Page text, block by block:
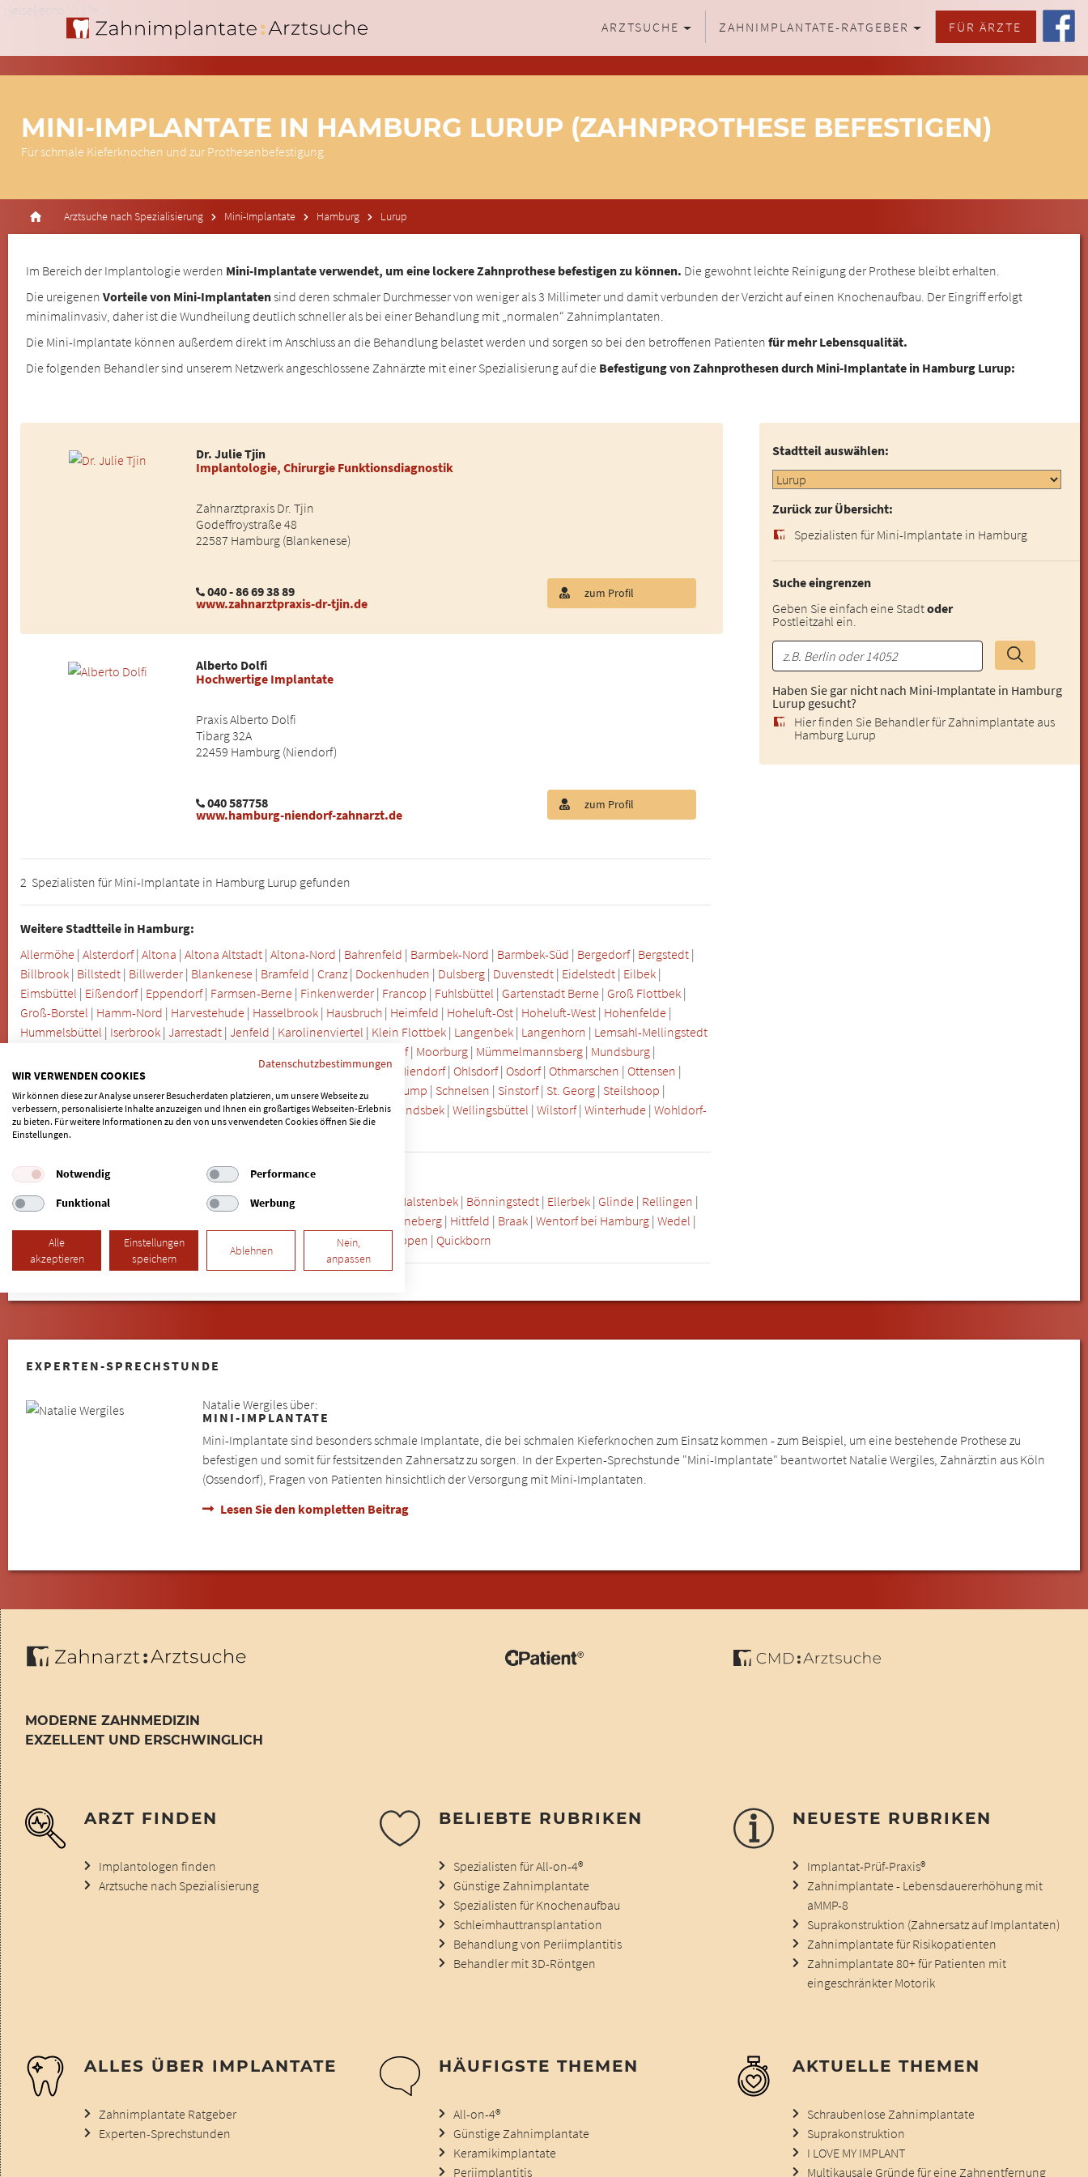
'; }else{ echo '
'; } ?>
ARZTSUCHE
ZAHNIMPLANTATE-RATGEBER FÜR ÄRZTE
MINI-IMPLANTATE IN HAMBURG LURUP (ZAHNPROTHESE BEFESTIGEN)
Für schmale Kieferknochen und zur Prothesenbefestigung
Arztsuche nach Spezialisierung Mini-Implantate Hamburg Lurup
Im Bereich der Implantologie werden Mini-Implantate verwendet, um eine lockere Zahnprothese befestigen zu können. Die gewohnt leichte Reinigung der Prothese bleibt erhalten.
Die ureigenenVorteile von Mini-Implantatensind deren schmaler Durchmesser von weniger als 3 Millimeter und damit verbunden der Verzicht auf einen Knochenaufbau. Der Eingriff erfolgt
minimalinvasiv, daher ist die Wundheilung deutlich schneller als bei einer Behandlung mit „normalen“ Zahnimplantaten.
Die Mini-Implantate können außerdem direkt im Anschluss an die Behandlung belastet werden und sorgen so bei den betroffenen Patientenfür mehr Lebensqualität.
Die folgenden Behandler sind unserem Netzwerk angeschlossene Zahnärzte mit einer Spezialisierung auf die Befestigung von Zahnprothesen durch Mini-Implantate in Hamburg Lurup:
Stadtteil auswählen:
Zurück zur Übersicht:
Spezialisten für Mini-Implantate in Hamburg
Suche eingrenzen
Geben Sie einfach eine Stadtoder
Postleitzahl ein.
Haben Sie gar nicht nach Mini-Implantate in Hamburg
Lurup gesucht?
Hier finden Sie Behandler für Zahnimplantate aus
Hamburg Lurup
Dr. Julie Tjin
Implantologie, Chirurgie Funktionsdiagnostik
Zahnarztpraxis Dr. Tjin
Godeffroystraße 48
22587 Hamburg (Blankenese)
040 - 86 69 38 89
www.zahnarztpraxis-dr-tjin.de
zum Profil
Alberto Dolfi
Hochwertige Implantate
Praxis Alberto Dolfi
Tibarg 32A
22459 Hamburg (Niendorf)
040 587758
www.hamburg-niendorf-zahnarzt.de
zum Profil
2 Spezialisten für Mini-Implantate in Hamburg Lurup gefunden
Weitere Stadtteile in Hamburg:
Allermöhe |Alsterdorf|Altona |Altona Altstadt |Altona-Nord | Bahrenfeld | Barmbek-Nord | Barmbek-Süd | Bergedorf| Bergstedt |
Billbrook | Billstedt | Billwerder | Blankenese | Bramfeld | Cranz | Dockenhuden | Dulsberg | Duvenstedt | Eidelstedt | Eilbek |
Eimsbüttel | Eißendorf| Eppendorf| Farmsen-Berne | Finkenwerder | Francop | Fuhlsbüttel | Gartenstadt Berne | Groß Flottbek |
Groß-Borstel | Hamm-Nord | Harvestehude | Hasselbrook | Hausbruch | Heimfeld | Hoheluft-Ost | Hoheluft-West | Hohenfelde |
Hummelsbüttel | Iserbrook |Jarrestadt |Jenfeld | Karolinenviertel | Klein Flottbek | Langenbek | Langenhorn | Lemsahl-Mellingstedt
Meiendorf| Moorburg | Mümmelmannsberg | Mundsburg |
Neuallermöhe|Neuenfelde Neugraben-Fischbek|Neuland|Neuwerk| Niendorf| Ohlsdorf| Osdorf| Othmarschen | Ottensen |
Poppenbüttel
| Rahlstedt Rissen Rönneburg Rotherbaum Sasel Schlump | Schnelsen | Sinstorf| St. Georg | Steilshoop |
Stellingen|Sternschanze|Tinsdal|Tonndorf|Uhlenhorst|Volksdorf|Wandsbek |Wellingsbüttel |Wilstorf|Winterhude |Wohldorf-
Ohlstedt|
Weitere Städte im Umkreis von Hamburg:
GladigauTonndorf Oststeinbek|Schenefeld Halstenbek | Bönningstedt | Ellerbek | Glinde | Rellingen |
Pinneberg | Hittfeld | Braak |Wentorf bei Hamburg |Wedel |
Seevetal
|Borstel-Hohenraden Brunsbek|Stelle Appen | Quickborn
EXPERTEN-SPRECHSTUNDE
Natalie Wergiles über:
MINI-IMPLANTATE
Mini-Implantate sind besonders schmale Implantate, die bei schmalen Kieferknochen zum Einsatz kommen - zum Beispiel, um eine bestehende Prothese zu
befestigen und somit für festsitzenden Zahnersatz zu sorgen. In der Experten-Sprechstunde "Mini-Implantate" beantwortet Natalie Wergiles, Zahnärztin aus Köln
(Ossendorf), Fragen von Patienten hinsichtlich der Versorgung mit Mini-Implantaten.
Lesen Sie den kompletten Beitrag
MODERNE ZAHNMEDIZIN
EXZELLENT UND ERSCHWINGLICH
ARZT FINDEN
Implantologen finden
Arztsuche nach Spezialisierung
BELIEBTE RUBRIKEN
Spezialisten für All-on-4®
Günstige Zahnimplantate
Spezialisten für Knochenaufbau
Schleimhauttransplantation
Behandlung von Periimplantitis
Behandler mit 3D-Röntgen
NEUESTE RUBRIKEN
Implantat-Prüf-Praxis®
Zahnimplantate - Lebensdauererhöhung mit
aMMP-8
Suprakonstruktion (Zahnersatz auf Implantaten)
Zahnimplantate für Risikopatienten
Zahnimplantate 80+ für Patienten mit
eingeschränkter Motorik
ALLES ÜBER IMPLANTATE
Zahnimplantate Ratgeber
Experten-Sprechstunden
HÄUFIGSTE THEMEN
All-on-4®
Günstige Zahnimplantate
Keramikimplantate
Periimplantitis
AKTUELLE THEMEN
Schraubenlose Zahnimplantate
Suprakonstruktion
I LOVE MY IMPLANT
Multikausale Gründe für eine Zahnentfernung
Datenschutzbestimmungen
WIR VERWENDEN COOKIES
Wir können diese zur Analyse unserer Besucherdaten platzieren, um unsere Webseite zu
verbessern, personalisierte Inhalte anzuzeigen und Ihnen ein großartiges Webseiten-Erlebnis
zu bieten. Für weitere Informationen zu den von uns verwendeten Cookies öffnen Sie die
Einstellungen.
Notwendig
Performance
Funktional
Werbung
Alle
akzeptieren
Einstellungen
speichern
Ablehnen
Nein,
anpassen